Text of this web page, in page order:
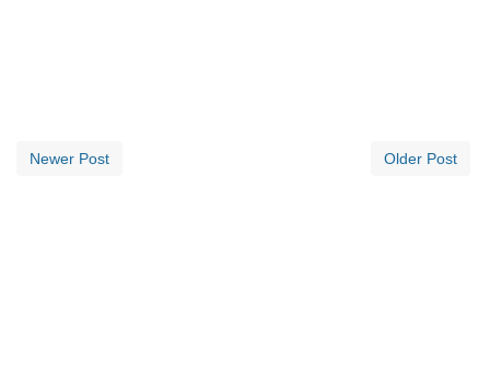
Newer Post Older Post